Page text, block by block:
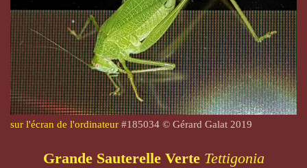
sur l'écran de l'ordinateur #185034 © Gérard Galat 2019
Grande Sauterelle Verte Tettigonia